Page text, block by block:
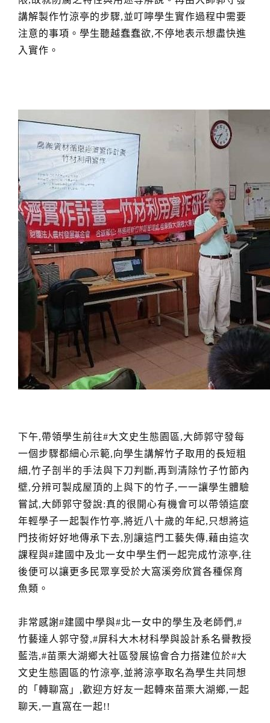
講解製作竹涼亭的步驟,並叮嚀學生實作過程中需要
注意的事項。學生聽越蠢蠢欲,不停地表示想盡快進
入實作。
下午,帶領學生前往#大文史生態園區,大師郭守發每
一個步驟都細心示範,向學生講解竹子取用的長短粗
細,竹子剖半的手法與下刀判斷,再到清除竹子竹節內
壁,分辨可製成屋頂的上與下的竹子,一一讓學生體驗
嘗試,大師郭守發說:真的很開心有機會可以帶領這麼
年輕學子一起製作竹亭,將近八十歲的年紀,只想將這
門技術好好地傳承下去,別讓這門工藝失傳,藉由這次
課程與#建國中及北一女中學生們一起完成竹涼亭,往
後便可以讓更多民眾享受於大窩溪旁欣賞各種保育
魚類。
非常感謝#建國中學與#北一女中的學生及老師們,#
竹藝達人郭守發,#屏科大木材科學與設計系名譽教授
藍浩,#苗栗大湖鄉大社區發展協會合力搭建位於#大
文史生態園區的竹涼亭,並將涼亭取名為學生共同想
的「轉聊窩」,歡迎方好友一起轉來苗栗大湖鄉,一起
聊天,一直窩在一起!!